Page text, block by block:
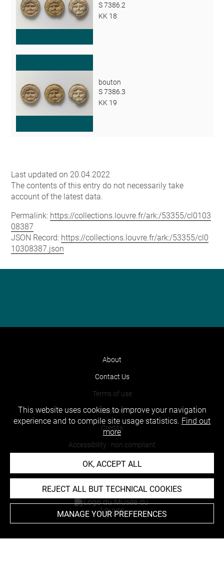
S 7386.2
KK 18
bouton
S 7386.3
KK 19
Last updated on 20.04.2022
The contents of this entry do not necessarily take
account of the latest data.
Permalink: https://collections.louvre.fr/ark:/53355/cl0103
08387
JSON Record: https://collections.louvre.fr/ark:/53355/cl0
10308387.json
About
Contact Us
Terms of use
Cookies
Credits
Accessibility : non compliant
This website uses cookies to improve your navigation
experience and to compile site usage statistics. Find out
more
OK, ACCEPT ALL
REJECT ALL BUT TECHNICAL COOKIES
MANAGE YOUR PREFERENCES